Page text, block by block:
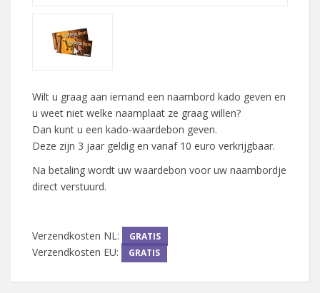
Wilt u graag aan iemand een naambord kado geven en
u weet niet welke naamplaat ze graag willen?
Dan kunt u een kado-waardebon geven.
Deze zijn 3 jaar geldig en vanaf 10 euro verkrijgbaar.
Na betaling wordt uw waardebon voor uw naambordje
direct verstuurd.
Verzendkosten NL: GRATIS
Verzendkosten EU: GRATIS